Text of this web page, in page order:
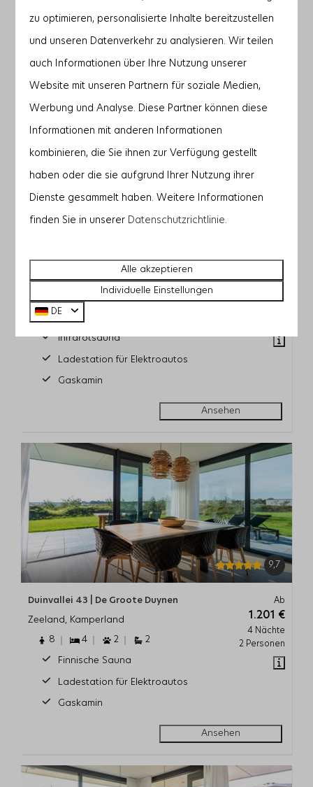
Finnische Sauna
Freie Sicht über die Polderlandschaft
Am Wasser
Ansehen
Ab
Duinvallei 41 | De Groote Duynen
Infrarotsauna
Ladestation für Elektroautos
Gaskamin
Ansehen
9,7
Ab
1.201 €
4 Nächte
2 Personen
Duinvallei 43 | De Groote Duynen
Zeeland, Kamperland
8 4 2 2
Finnische Sauna
Ladestation für Elektroautos
Gaskamin
Ansehen
zu optimieren, personalisierte Inhalte bereitzustellen
und unseren Datenverkehr zu analysieren. Wir teilen
auch Informationen über Ihre Nutzung unserer
Website mit unseren Partnern für soziale Medien,
Werbung und Analyse. Diese Partner können diese
Informationen mit anderen Informationen
kombinieren, die Sie ihnen zur Verfügung gestellt
haben oder die sie aufgrund Ihrer Nutzung ihrer
Dienste gesammelt haben. Weitere Informationen
finden Sie in unserer Datenschutzrichtlinie
Alle akzeptieren
Individuelle Einstellungen
DE